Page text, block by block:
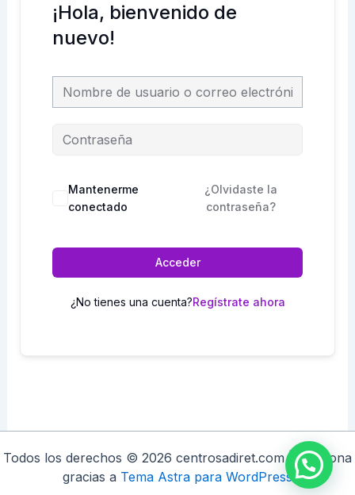
¡Hola, bienvenido de
nuevo!
Mantenerme
conectado
¿Olvidaste la
contraseña?
Acceder
¿No tienes una cuenta?Regístrate ahora
Todos los derechos © 2026 centrosadiret.com | Funciona
gracias a Tema Astra para WordPress